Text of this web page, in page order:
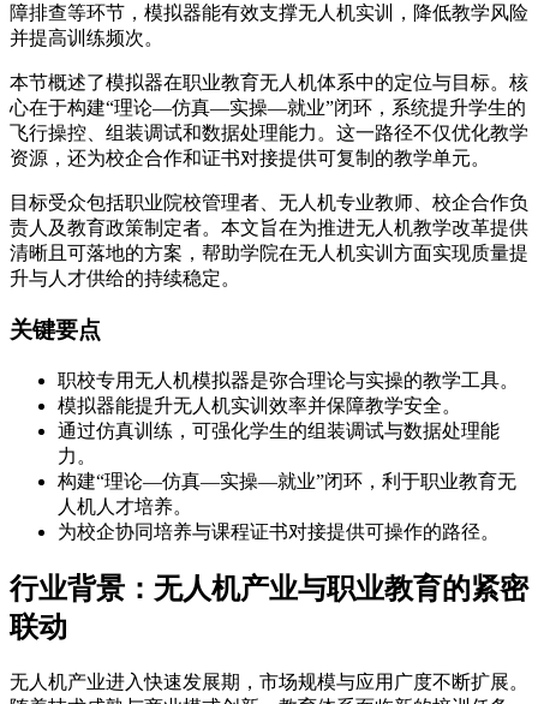
障排查等环节，模拟器能有效支撑无人机实训，降低教学风险
并提高训练频次。
本节概述了模拟器在职业教育无人机体系中的定位与目标。核
心在于构建“理论—仿真—实操—就业”闭环，系统提升学生的
飞行操控、组装调试和数据处理能力。这一路径不仅优化教学
资源，还为校企合作和证书对接提供可复制的教学单元。
目标受众包括职业院校管理者、无人机专业教师、校企合作负
责人及教育政策制定者。本文旨在为推进无人机教学改革提供
清晰且可落地的方案，帮助学院在无人机实训方面实现质量提
升与人才供给的持续稳定。
关键要点
职校专用无人机模拟器是弥合理论与实操的教学工具。
模拟器能提升无人机实训效率并保障教学安全。
通过仿真训练，可强化学生的组装调试与数据处理能
力。
构建“理论—仿真—实操—就业”闭环，利于职业教育无
人机人才培养。
为校企协同培养与课程证书对接提供可操作的路径。
行业背景：无人机产业与职业教育的紧密
联动
无人机产业进入快速发展期，市场规模与应用广度不断扩展。